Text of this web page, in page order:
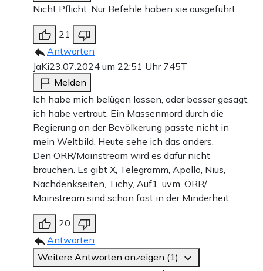
Nicht Pflicht. Nur Befehle haben sie ausgeführt.
21
Antworten
JaKi23.07.2024 um 22:51 Uhr 745T
Melden
Ich habe mich belügen lassen, oder besser gesagt,
ich habe vertraut. Ein Massenmord durch die
Regierung an der Bevölkerung passte nicht in
mein Weltbild. Heute sehe ich das anders.
Den ÖRR/Mainstream wird es dafür nicht
brauchen. Es gibt X, Telegramm, Apollo, Nius,
Nachdenkseiten, Tichy, Auf1, uvm. ÖRR/
Mainstream sind schon fast in der Minderheit.
20
Antworten
Weitere Antworten anzeigen (1)